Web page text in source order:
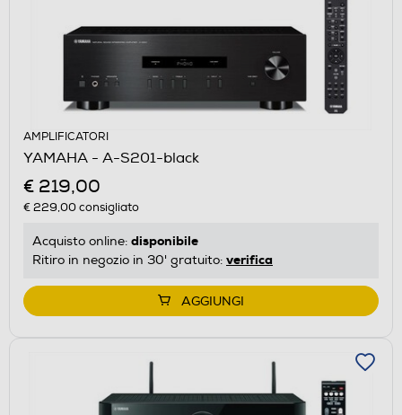
AMPLIFICATORI
YAMAHA - A-S201-black
€ 219,00
€ 229,00consigliato
Acquisto online: disponibile
Ritiro in negozio in 30' gratuito: verifica
AGGIUNGI